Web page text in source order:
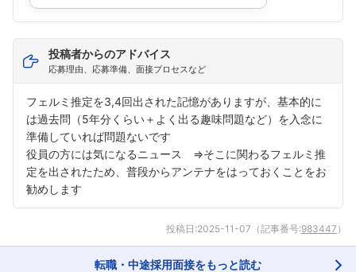
フォローしました
投稿者からのアドバイス
応募理由、応募準備、面接プロセスなど
フェルミ推定を3,4回出された記憶がありますが、基本的に
は過去問（5年分くらい＋よく出る趣味問題など）を入念に
準備していれば問題ないです
役員の方には気になるニュース ⇒そこに関わるフェルミ推
定を出されたため、普段からアンテナをはっておくことをお
勧めします
投稿日:2025-11-07 （記事番号:983447 ）
転職・中途採用面接をもっと読む